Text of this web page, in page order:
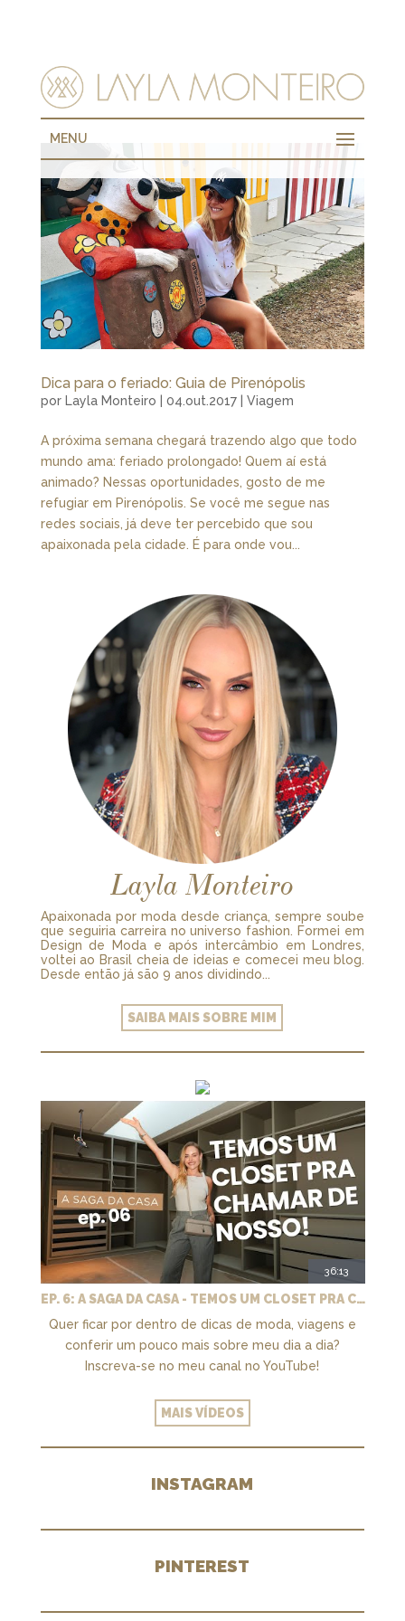
MENU
Dica para o feriado: Guia de Pirenópolis
por Layla Monteiro | 04.out.2017| Viagem
A próxima semana chegará trazendo algo que todo
mundo ama: feriado prolongado! Quem aí está
animado? Nessas oportunidades, gosto de me
refugiar em Pirenópolis. Se você me segue nas
redes sociais, já deve ter percebido que sou
apaixonada pela cidade. É para onde vou...
Layla Monteiro
Apaixonada por moda desde criança, sempre soube
que seguiria carreira no universo fashion. Formei em
Design de Moda e após intercâmbio em Londres,
voltei ao Brasil cheia de ideias e comecei meu blog.
Desde então já são 9 anos dividindo...
SAIBA MAIS SOBRE MIM
36:13
EP. 6: A SAGA DA CASA - TEMOS UM CLOSET PRA CHAMAR DE NOSSO + MARCENARIA E PAISAGISMO
Quer ficar por dentro de dicas de moda, viagens e
conferir um pouco mais sobre meu dia a dia?
Inscreva-se no meu canal no YouTube!
MAIS VÍDEOS
INSTAGRAM
PINTEREST